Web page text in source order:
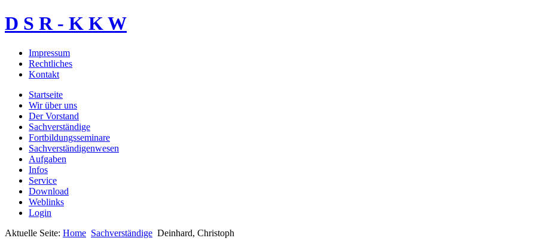
D S R - K K W
Impressum
Rechtliches
Kontakt
Startseite
Wir über uns
Der Vorstand
Sachverständige
Fortbildungsseminare
Sachverständigenwesen
Aufgaben
Infos
Service
Download
Weblinks
Login
Aktuelle Seite: Home Sachverständige Deinhard, Christoph